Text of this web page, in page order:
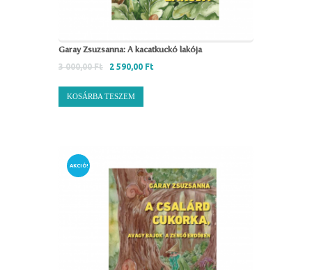
Garay Zsuzsanna: A kacatkuckó lakója
3 000,00Ft 2 590,00 Ft
KOSÁRBA TESZEM
AKCIÓ!